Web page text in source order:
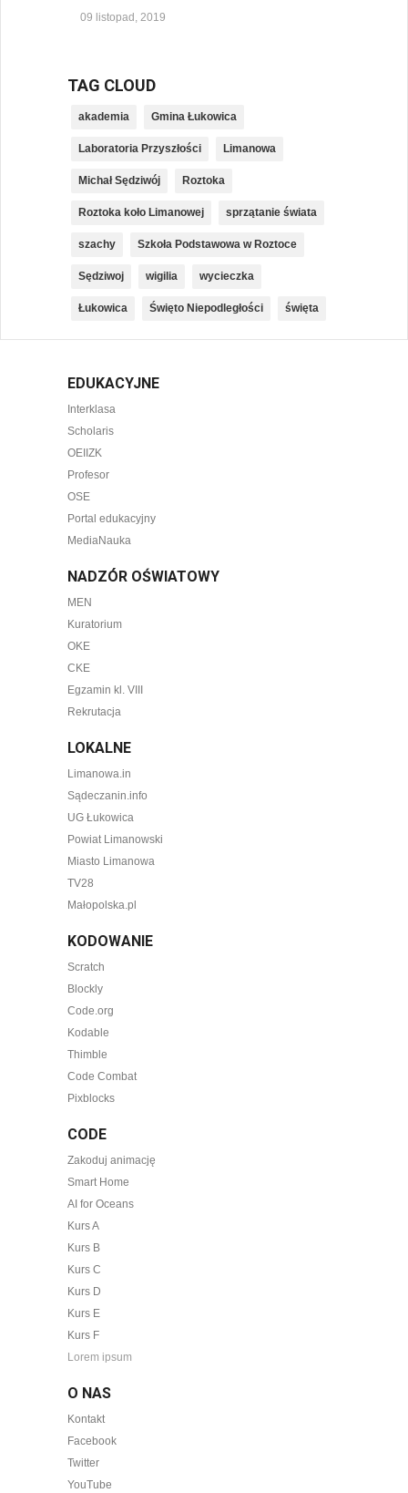
09 listopad, 2019
TAG CLOUD
akademia Gmina Łukowica
Laboratoria Przyszłości Limanowa
Michał Sędziwój Roztoka
Roztoka koło Limanowej sprzątanie świata
szachy Szkoła Podstawowa w Roztoce
Sędziwoj wigilia wycieczka
Łukowica Święto Niepodległości święta
EDUKACYJNE
Interklasa
Scholaris
OEIIZK
Profesor
OSE
Portal edukacyjny
MediaNauka
NADZÓR OŚWIATOWY
MEN
Kuratorium
OKE
CKE
Egzamin kl. VIII
Rekrutacja
LOKALNE
Limanowa.in
Sądeczanin.info
UG Łukowica
Powiat Limanowski
Miasto Limanowa
TV28
Małopolska.pl
KODOWANIE
Scratch
Blockly
Code.org
Kodable
Thimble
Code Combat
Pixblocks
CODE
Zakoduj animację
Smart Home
AI for Oceans
Kurs A
Kurs B
Kurs C
Kurs D
Kurs E
Kurs F
Lorem ipsum
O NAS
Kontakt
Facebook
Twitter
YouTube